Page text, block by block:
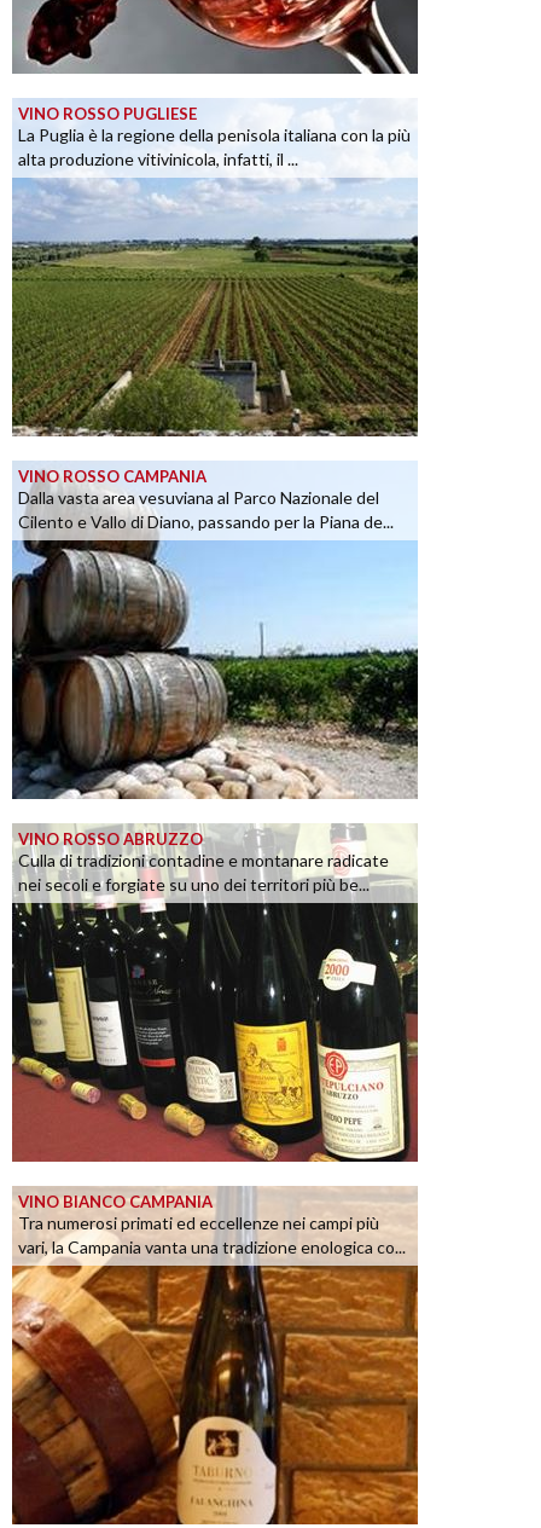
VINO ROSSO PUGLIESE
La Puglia è la regione della penisola italiana con la più
alta produzione vitivinicola, infatti, il ...
VINO ROSSO CAMPANIA
Dalla vasta area vesuviana al Parco Nazionale del
Cilento e Vallo di Diano, passando per la Piana de...
VINO ROSSO ABRUZZO
Culla di tradizioni contadine e montanare radicate
nei secoli e forgiate su uno dei territori più be...
VINO BIANCO CAMPANIA
Tra numerosi primati ed eccellenze nei campi più
vari, la Campania vanta una tradizione enologica co...